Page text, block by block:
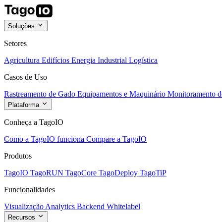
Soluções
Setores
Agricultura Edifícios Energia Industrial Logística
Casos de Uso
Rastreamento de Gado Equipamentos e Maquinário Monitoramento
Plataforma
Conheça a TagoIO
Como a TagoIO funciona Compare a TagoIO
Produtos
TagoIO TagoRUN TagoCore TagoDeploy TagoTiP
Funcionalidades
Visualização Analytics Backend Whitelabel
Recursos